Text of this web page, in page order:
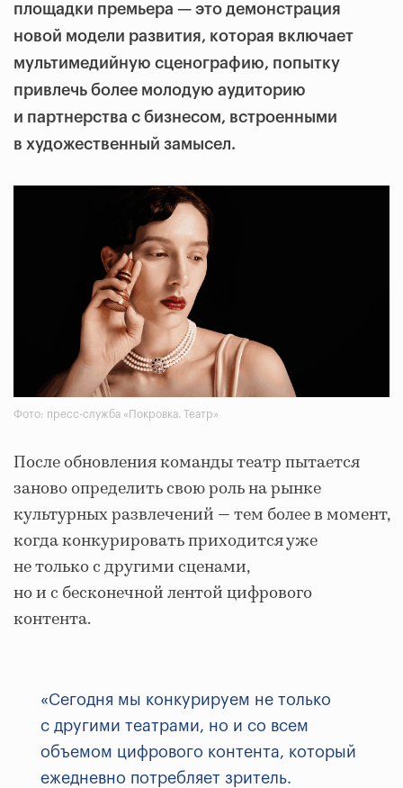
площадки премьера — это демонстрация
новой модели развития, которая включает
мультимедийную сценографию, попытку
привлечь более молодую аудиторию
и партнерства с бизнесом, встроенными
в художественный замысел.
Фото: пресс-служба «Покровка. Театр»
После обновления команды театр пытается
заново определить свою роль на рынке
культурных развлечений — тем более в момент,
когда конкурировать приходится уже
не только с другими сценами,
но и с бесконечной лентой цифрового
контента.
«Сегодня мы конкурируем не только
с другими театрами, но и со всем
объемом цифрового контента, который
ежедневно потребляет зритель.